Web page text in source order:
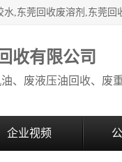
收有限公司
企业视频